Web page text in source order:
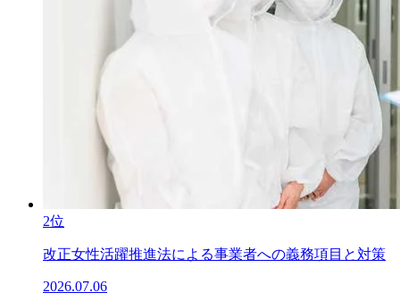
2位
改正女性活躍推進法による事業者への義務項目と対策
2026.07.06